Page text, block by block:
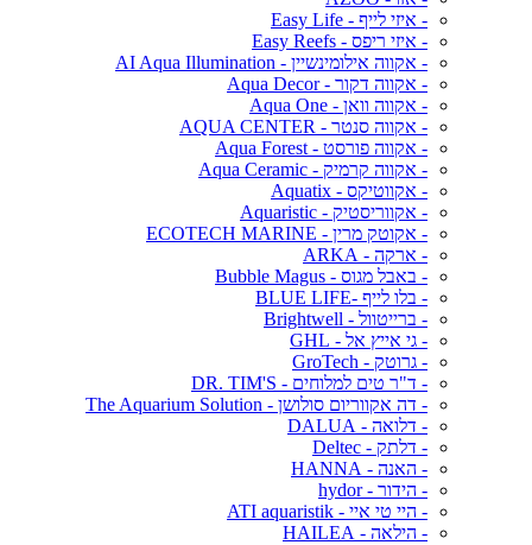
- איזי לייף - Easy Life
- איזי ריפס - Easy Reefs
- אקווה אילומינשיין - AI Aqua Illumination
- אקווה דקור - Aqua Decor
- אקווה וואן - Aqua One
- אקווה סנטר - AQUA CENTER
- אקווה פורסט - Aqua Forest
- אקווה קרמיק - Aqua Ceramic
- אקווטיקס - Aquatix
- אקווריסטיק - Aquaristic
- אקוטק מרין - ECOTECH MARINE
- ארקה - ARKA
- באבל מגוס - Bubble Magus
- בלו לייף -BLUE LIFE
- ברייטוול - Brightwell
- גי אייץ אל - GHL
- גרוטק - GroTech
- ד"ר טים למלוחים - DR. TIM'S
- דה אקווריום סולושן - The Aquarium Solution
- דלואה - DALUA
- דלתק - Deltec
- האנה - HANNA
- הידור - hydor
- היי טי איי - ATI aquaristik
- הילאה - HAILEA